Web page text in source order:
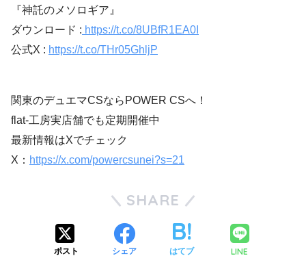
『神託のメソロギア』
ダウンロード : https://t.co/8UBfR1EA0I
公式X : https://t.co/THr05GhljP
関東のデュエマCSならPOWER CSへ！
flat-工房実店舗でも定期開催中
最新情報はXでチェック
X： https://x.com/powercsunei?s=21
SHARE
ポスト シェア はてブ LINE